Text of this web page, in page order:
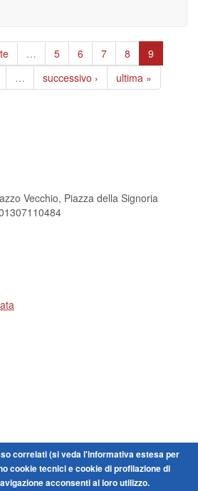
… 5 6 7 8
9
… successivo › ultima »
Vecchio, Piazza della Signoria
dell'Umanità
correlati (si veda l'informativa estesa per
cookie tecnici e cookie di profilazione di
acconsenti al loro utilizzo.